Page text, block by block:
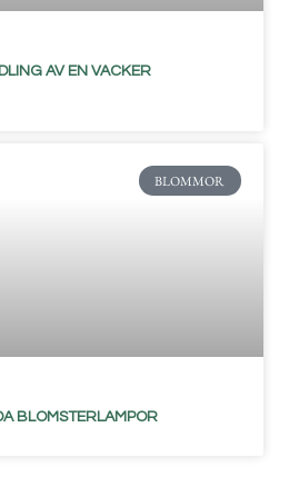
AV EN VACKER
BLOMMOR
BLOMSTERLAMPOR